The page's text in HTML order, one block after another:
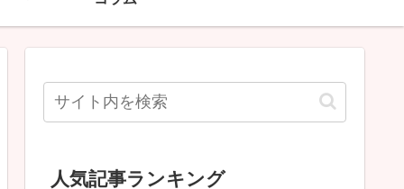
人気記事ランキング